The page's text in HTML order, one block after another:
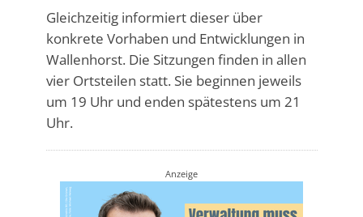
Gleichzeitig informiert dieser über
konkrete Vorhaben und Entwicklungen in
Wallenhorst. Die Sitzungen finden in allen
vier Ortsteilen statt. Sie beginnen jeweils
um 19 Uhr und enden spätestens um 21
Uhr.
Anzeige